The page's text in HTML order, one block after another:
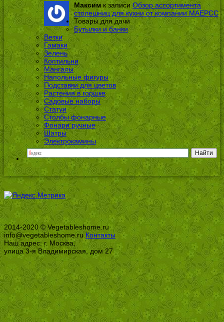
Максимк записи Обзор ассортимента
столешниц для кухни от компании МАЕРСС
Товары для дачи
Бутылки и банки
Ветки
Гамаки
Зелень
Коптильни
Мангалы
Напольные фигуры
Подставки для цветов
Растения в горшке
Садовые наборы
Статуи
Столбы фонарные
Фонари ручные
Шатры
Электрокамины
2014-2020 © Vegetableshome.ru
info@vegetableshome.ruКонтакты
Наш адрес: г. Москва,
улица 3-я Владимирская, дом 27